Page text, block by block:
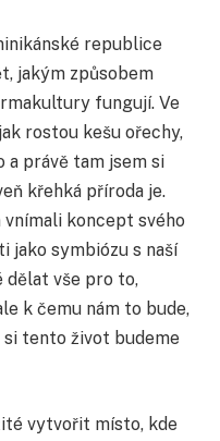
republice
jakým způsobem
fungují. Ve
rostou kešu ořechy,
právě tam jsem si
křehká příroda je.
koncept svého
jako symbiózu s naší
dělat vše pro to,
k čemu nám to bude,
tento život budeme
vytvořit místo, kde